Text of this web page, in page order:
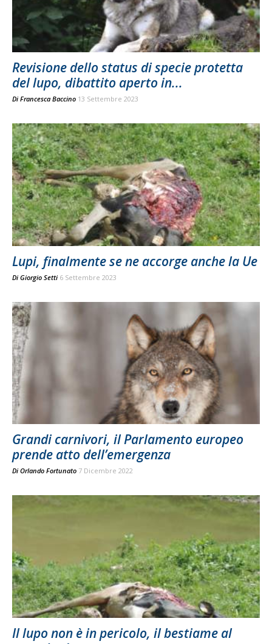
Revisione dello status di specie protetta
del lupo, dibattito aperto in...
Di Francesca Baccino 13 Settembre 2023
Lupi, finalmente se ne accorge anche la Ue
Di Giorgio Setti 6 Settembre 2023
Grandi carnivori, il Parlamento europeo
prende atto dell’emergenza
Di Orlando Fortunato 7 Dicembre 2022
Il lupo non è in pericolo, il bestiame al